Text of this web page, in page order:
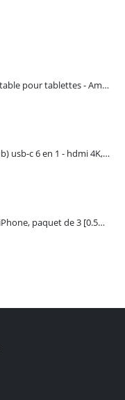
Support multi-angle portable pour tablettes - Amazon Basics
Adaptateur multiple (Hub) usb-c 6 en 1 - hdmi 4K, 3 ports USB 3.0 et lecteur de carte sd tf - UGREEN
Câble de chargeur pour iPhone, paquet de 3 [0.5M 1M 2M] - GIANAC